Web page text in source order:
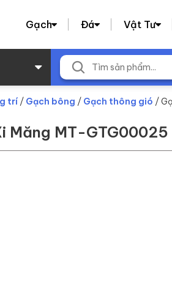
Gạch Đá Vật Tư
trí / Gạch bông / Gạch thông gió /
Măng MT-GTG00025